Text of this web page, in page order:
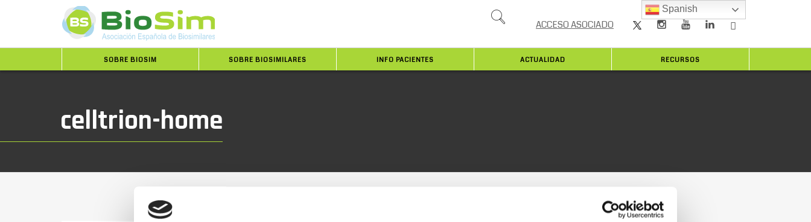
SOBRE BIOSIM SOBRE BIOSIMILARES INFO PACIENTES ACTUALIDAD RECURSOS
ACCESO ASOCIADO
celltrion-home
Spanish